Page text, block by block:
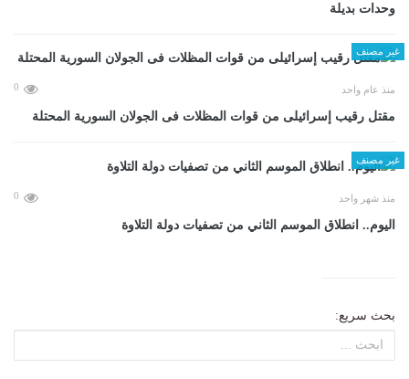
وحدات بديلة
غير مصنف
منذ عام واحد 0
مقتل رقيب إسرائيلى من قوات المظلات فى الجولان السورية المحتلة
غير مصنف
منذ شهر واحد 0
اليوم.. انطلاق الموسم الثاني من تصفيات دولة التلاوة
بحث سريع: